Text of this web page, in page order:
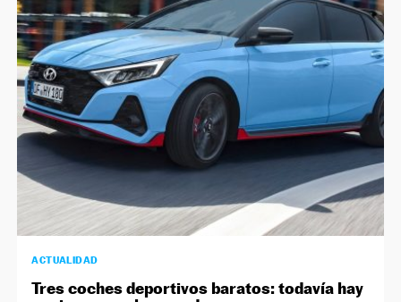
ACTUALIDAD
Tres coches deportivos baratos: todavía hay